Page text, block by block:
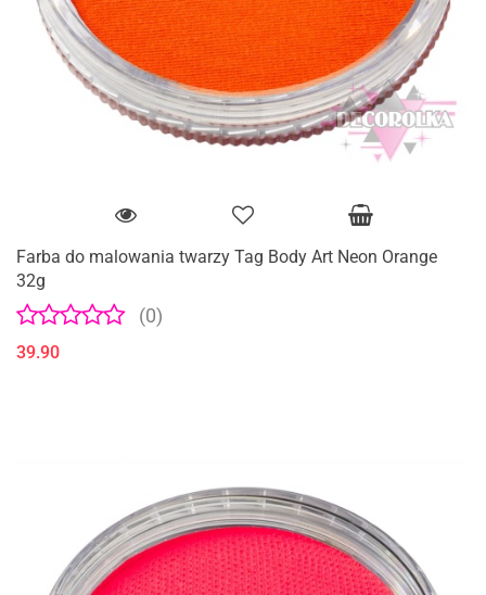
Farba do malowania twarzy Tag Body Art Neon Orange
32g
(0)
39.90